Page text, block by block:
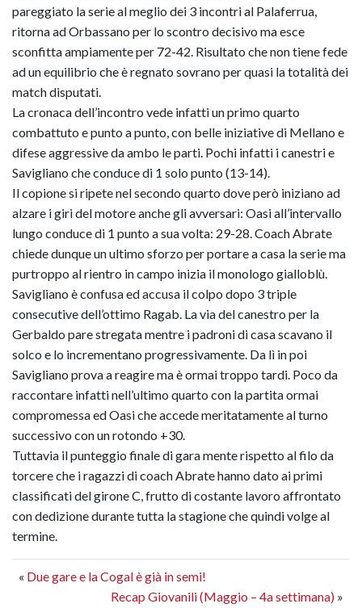
pareggiato la serie al meglio dei 3 incontri al Palaferrua,
ritorna ad Orbassano per lo scontro decisivo ma esce
sconfitta ampiamente per 72-42. Risultato che non tiene fede
ad un equilibrio che è regnato sovrano per quasi la totalità dei
match disputati.
La cronaca dell’incontro vede infatti un primo quarto
combattuto e punto a punto, con belle iniziative di Mellano e
difese aggressive da ambo le parti. Pochi infatti i canestri e
Savigliano che conduce di 1 solo punto (13-14).
Il copione si ripete nel secondo quarto dove però iniziano ad
alzare i giri del motore anche gli avversari: Oasi all’intervallo
lungo conduce di 1 punto a sua volta: 29-28. Coach Abrate
chiede dunque un ultimo sforzo per portare a casa la serie ma
purtroppo al rientro in campo inizia il monologo gialloblù.
Savigliano è confusa ed accusa il colpo dopo 3 triple
consecutive dell’ottimo Ragab. La via del canestro per la
Gerbaldo pare stregata mentre i padroni di casa scavano il
solco e lo incrementano progressivamente. Da lì in poi
Savigliano prova a reagire ma è ormai troppo tardi. Poco da
raccontare infatti nell’ultimo quarto con la partita ormai
compromessa ed Oasi che accede meritatamente al turno
successivo con un rotondo +30.
Tuttavia il punteggio finale di gara mente rispetto al filo da
torcere che i ragazzi di coach Abrate hanno dato ai primi
classificati del girone C, frutto di costante lavoro affrontato
con dedizione durante tutta la stagione che quindi volge al
termine.
« Due gare e la Cogal è già in semi!
Recap Giovanili (Maggio – 4a settimana) »